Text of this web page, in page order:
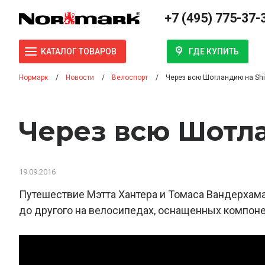
+7 (495) 775-37-
КАТАЛОГ ТОВАРОВ ГДЕ КУПИТЬ
Нормарк Новости Велоспорт Через всю Шотландию на
Через всю
19.09.2016
Путешествие Мэтта Хантера и Томаса
до другого на велосипедах, оснащенных